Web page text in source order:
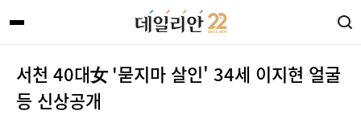
서천 40대女 '묻지마 살인' 34세 이지현 얼굴
등 신상공개